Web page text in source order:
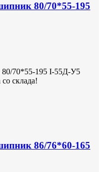
80/70*55-195
80/70*55-195 I-55Д-У5
склада!
86/76*60-165